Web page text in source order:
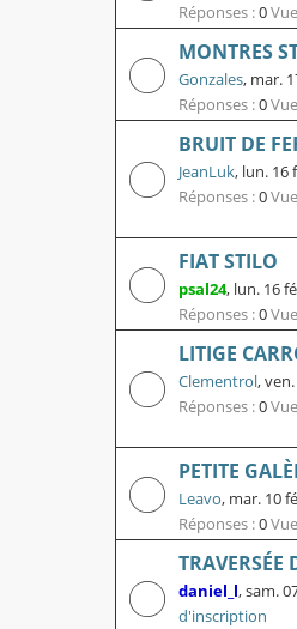
Réponses :0
MONTRES
Gonzales, mar.
Réponses :0
BRUIT DE
JeanLuk, lun. 16
Réponses :0
FIAT STILO
psal24, lun. 16
Réponses :0
LITIGE
Clementrol,
Réponses :0
PETITE
Leavo, mar. 10
Réponses :0
TRAVERSÉE
daniel_l,sam.
d'inscription